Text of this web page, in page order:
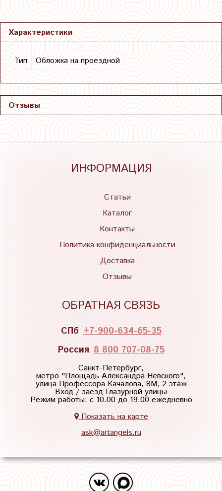
Характеристики
Тип Обложка на проездной
Отзывы
ИНФОРМАЦИЯ
Статьи
Каталог
Контакты
Политика конфиденциальности
Доставка
Отзывы
ОБРАТНАЯ СВЯЗЬ
СПб +7-900-634-65-35
Россия 8 800 707-08-75
Санкт-Петербург,
метро "Площадь Александра Невского",
улица Профессора Качалова, 8М, 2 этаж
Вход / заезд Глазурной улицы
Режим работы: с 10.00 до 19.00 ежедневно
Показать на карте
ask@artangels.ru